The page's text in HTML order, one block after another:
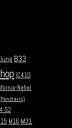
B33
IC410
Nebel
S2
M16 M31